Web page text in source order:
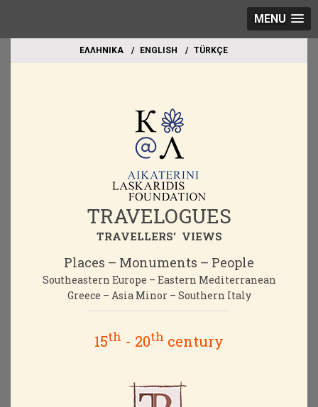
MENU
EΛΛΗΝΙΚΑ ΕΝGLISH TÜRKÇE
TRAVELOGUES
TRAVELLERS' VIEWS
Places – Monuments – People
Southeastern Europe – Eastern Mediterranean
Greece – Asia Minor – Southern Italy
15th - 20th century